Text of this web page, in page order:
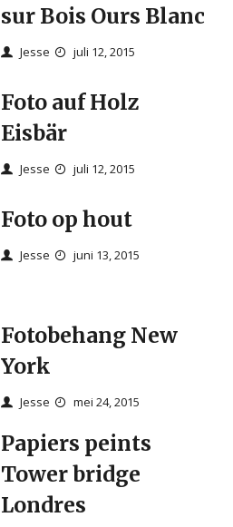
sur Bois Ours Blanc
Jesse juli 12, 2015
Foto auf Holz
Eisbär
Jesse juli 12, 2015
Foto op hout
Jesse juni 13, 2015
Fotobehang New
York
Jesse mei 24, 2015
Papiers peints
Tower bridge
Londres